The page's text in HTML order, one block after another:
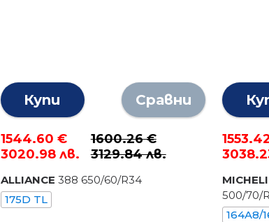
Купи Сравни
1544.60 €
3020.98 лв.
1600.26 €
3129.84 лв.
ALLIANCE 388 650/60/R34
175D TL
500/70/
164A8/